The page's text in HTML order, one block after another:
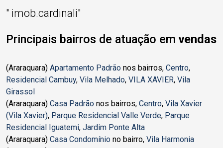
" imob.cardinali"
Principais bairros de atuação emvendas
(Araraquara) Apartamento Padrão nos bairros, Centro,
Residencial Cambuy, Vila Melhado, VILA XAVIER, Vila
Girassol
(Araraquara) Casa Padrão nos bairros, Centro, Vila Xavier
(Vila Xavier), Parque Residencial Valle Verde, Parque
Residencial Iguatemi, Jardim Ponte Alta
(Araraquara) Casa Condomínio no bairro, Vila Harmonia